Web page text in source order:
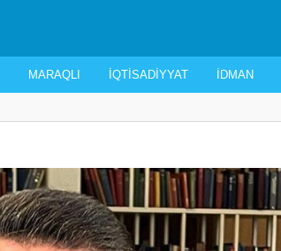
MARAQLI İQTISADIYYAT İDMAN